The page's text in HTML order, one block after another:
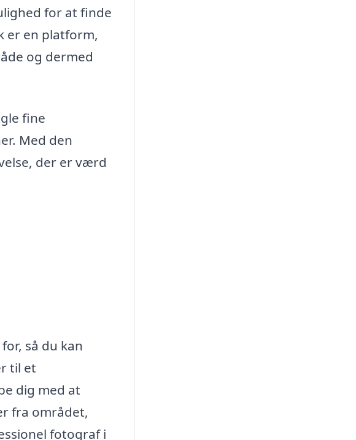
for at finde
er en platform,
og dermed
fine
Med den
der er værd
så du kan
til et
dig med at
fra området,
fotograf i